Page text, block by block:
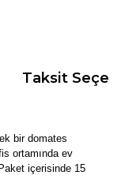
Taksit
bir domates
ortamında ev
.Paket içerisinde 15